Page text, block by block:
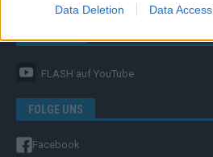
Data Deletion Data Access
FLASH auf YouTube
FOLGE UNS
Facebook